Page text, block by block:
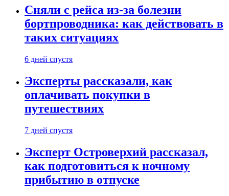
Сняли с рейса из-за болезни
бортпроводника: как действовать в
таких ситуациях
6 дней спустя
Эксперты рассказали, как
оплачивать покупки в
путешествиях
7 дней спустя
Эксперт Островерхий рассказал,
как подготовиться к ночному
прибытию в отпуске